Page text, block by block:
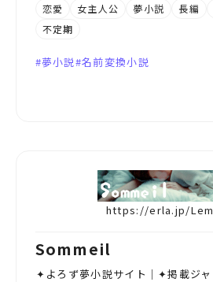
恋愛
女主人公 夢小説 長編
不定期
夢小説 名前変換小説
https://erla.jp/
Sommeil
︎✦︎よろず夢小説サイト｜︎✦︎掲載ジ